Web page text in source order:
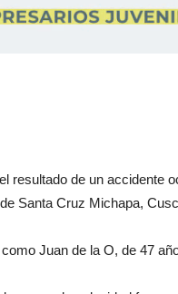
resultado de un accidente
Santa Cruz Michapa,
Juan de la O, de 47